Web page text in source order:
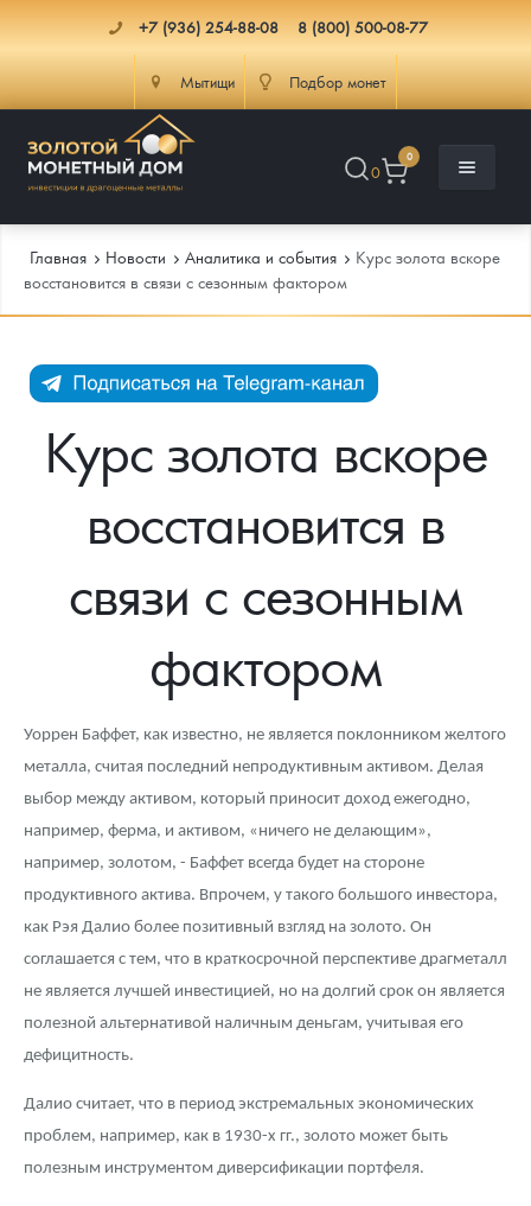
+7 (936) 254-88-08 8 (800) 500-08-77
Мытищи Подбор монет
0
0
Каталог Монет
Инвестиционные монеты
Монеты Царской России
Монеты стран мира после 1950г
Георгий Победоносец
Золотой червонец Сеятель
Аксессуары
Гарри Поттер
Год Лошади
Флот: ледоколы и корабли
Жетоны "Необыкновенные обитатели глубин"
Ювелирные изделия
Золотая карманная галерея
Наборы подарочных и коллекционных монет
Инфо
Как сделать заказ
Гарантии
Памятка для работы с монетами из драгметаллов
Условия возврата
Монеты
Политика конфиденциальности
Политика использования Cookies
Положение по обработке и защите персональных данных
Доставка
Информация
Распродажа монет и жетонов
Аналитика и события
Итоги 2025 года. Прогноз курсов золота, серебра, платины на
Котировки
Курс золота и серебра
Скупка слитков
Наши преимущества
Пресс-служба
Главная Новости Аналитика и события
Курс золота вскоре
восстановится в связи с сезонным фактором
Курс золота вскоре
восстановится в
связи с сезонным
фактором
Уоррен Баффет, как известно, не является поклонником желтого
металла, считая последний непродуктивным активом. Делая
выбор между активом, который приносит доход ежегодно,
например, ферма, и активом, «ничего не делающим»,
например, золотом, - Баффет всегда будет на стороне
продуктивного актива. Впрочем, у такого большого инвестора,
как Рэя Далио более позитивный взгляд на золото. Он
соглашается с тем, что в краткосрочной перспективе драгметалл
не является лучшей инвестицией, но на долгий срок он является
полезной альтернативой наличным деньгам, учитывая его
дефицитность.
Далио считает, что в период экстремальных экономических
проблем, например, как в 1930-х гг., золото может быть
полезным инструментом диверсификации портфеля.